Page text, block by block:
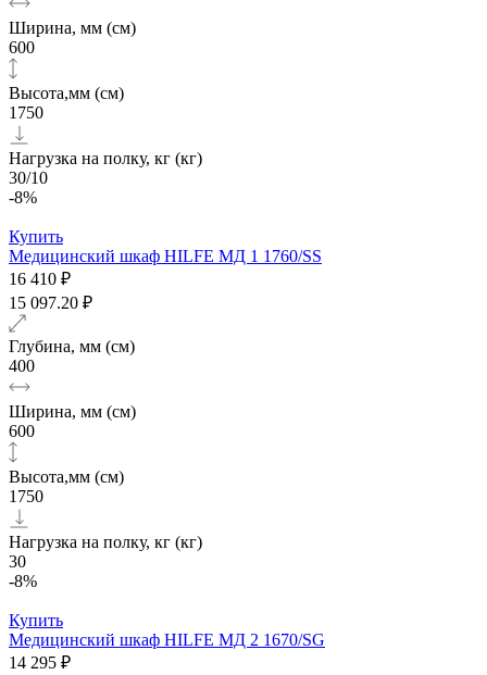
Ширина, мм (см)
600
Высота,мм (см)
1750
Нагрузка на полку, кг (кг)
30/10
-8%
Купить
Медицинский шкаф HILFE МД 1 1760/SS
16 410 ₽
15 097.20 ₽
Глубина, мм (см)
400
Ширина, мм (см)
600
Высота,мм (см)
1750
Нагрузка на полку, кг (кг)
30
-8%
Купить
Медицинский шкаф HILFE МД 2 1670/SG
14 295 ₽